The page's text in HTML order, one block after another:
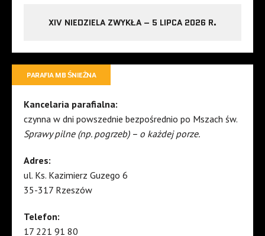
XIV NIEDZIELA ZWYKŁA – 5 LIPCA 2026 R.
PARAFIA MB ŚNIEŻNA
Kancelaria parafialna:
czynna w dni powszednie bezpośrednio po Mszach św.
Sprawy pilne (np. pogrzeb) – o każdej porze.
Adres:
ul. Ks. Kazimierz Guzego 6
35-317 Rzeszów
Telefon:
17 221 91 80